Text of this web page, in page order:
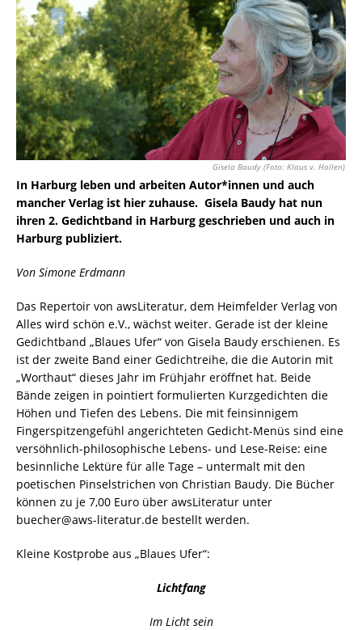
Gisela Baudy (Foto: Klaus v. Hollen)
In Harburg leben und arbeiten Autor*innen und auch
mancher Verlag ist hier zuhause. Gisela Baudy hat nun
ihren 2. Gedichtband in Harburg geschrieben und auch in
Harburg publiziert.
Von Simone Erdmann
Das Repertoir von awsLiteratur, dem Heimfelder Verlag von
Alles wird schön e.V., wächst weiter. Gerade ist der kleine
Gedichtband „Blaues Ufer“ von Gisela Baudy erschienen. Es
ist der zweite Band einer Gedichtreihe, die die Autorin mit
„Worthaut“ dieses Jahr im Frühjahr eröffnet hat. Beide
Bände zeigen in pointiert formulierten Kurzgedichten die
Höhen und Tiefen des Lebens. Die mit feinsinnigem
Fingerspitzengefühl angerichteten Gedicht-Menüs sind eine
versöhnlich-philosophische Lebens- und Lese-Reise: eine
besinnliche Lektüre für alle Tage – untermalt mit den
poetischen Pinselstrichen von Christian Baudy. Die Bücher
können zu je 7,00 Euro über awsLiteratur unter
buecher@aws-literatur.de bestellt werden.
Kleine Kostprobe aus „Blaues Ufer“:
Lichtfang
Im Licht sein